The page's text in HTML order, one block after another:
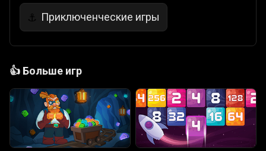
⚓ Приключенческие игры
👍 Больше игр